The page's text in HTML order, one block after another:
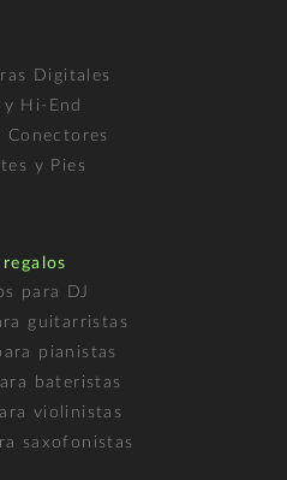
Digitales
Hi-End
Conectores
y Pies
para DJ
guitarristas
pianistas
bateristas
violinistas
saxofonistas